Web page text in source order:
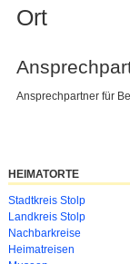
Ort
Ansprechpartner für
HEIMATORTE
Navigation
überspringen
Stadtkreis Stolp
Landkreis Stolp
Nachbarkreise
Heimatreisen